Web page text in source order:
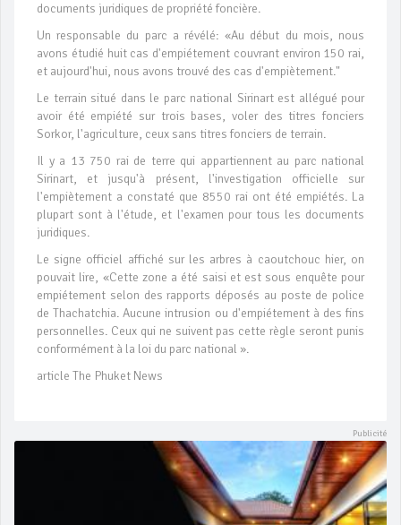
documents juridiques de propriété foncière.
Un responsable du parc a révélé: «Au début du mois, nous
avons étudié huit cas d'empiétement couvrant environ 150 rai,
et aujourd'hui, nous avons trouvé des cas d'empiètement."
Le terrain situé dans le parc national Sirinart est allégué pour
avoir été empiété sur trois bases, voler des titres fonciers
Sorkor, l'agriculture, ceux sans titres fonciers de terrain.
Il y a 13 750 rai de terre qui appartiennent au parc national
Sirinart, et jusqu'à présent, l'investigation officielle sur
l'empiètement a constaté que 8550 rai ont été empiétés. La
plupart sont à l'étude, et l'examen pour tous les documents
juridiques.
Le signe officiel affiché sur les arbres à caoutchouc hier, on
pouvait lire, «Cette zone a été saisi et est sous enquête pour
empiétement selon des rapports déposés au poste de police
de Thachatchia. Aucune intrusion ou d'empiétement à des fins
personnelles. Ceux qui ne suivent pas cette règle seront punis
conformément à la loi du parc national ».
article The Phuket News